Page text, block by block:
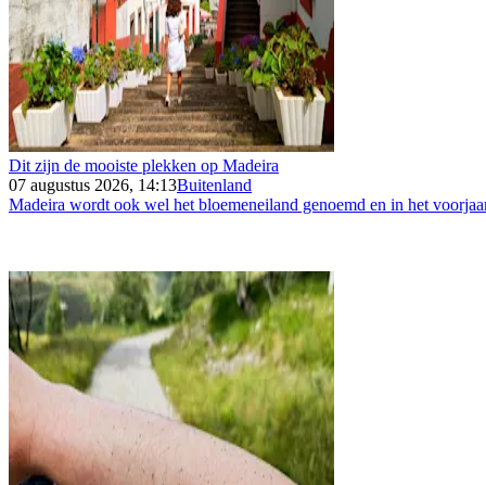
Dit zijn de mooiste plekken op Madeira
07 augustus 2026, 14:13Buitenland
Madeira wordt ook wel het bloemeneiland genoemd en in het